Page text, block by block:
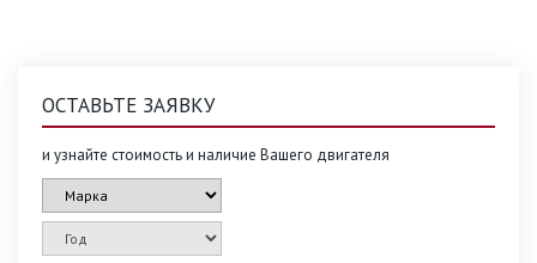
ОСТАВЬТЕ ЗАЯВКУ
и узнайте стоимость и наличие Вашего двигателя